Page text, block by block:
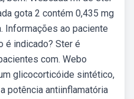
gota 2 contém 0,435 mg
Informações ao paciente
é indicado? Ster é
com. Webo
glicocorticóide sintético,
potência antiinflamatória